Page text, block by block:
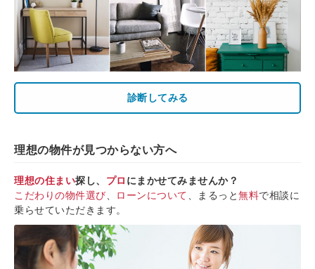
診断してみる
理想の物件が見つからない方へ
理想の住まい探し、 プロ にまかせてみませんか？
こだわりの物件選び
ローンについて 、まるっと無料で相談に
乗らせていただきます。